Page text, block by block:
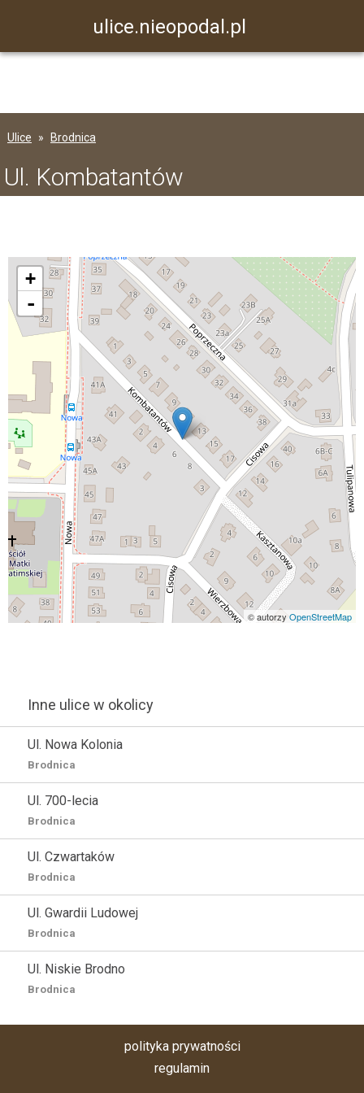
ulice.nieopodal.pl
Ulice Brodnica
Ul. Kombatantów
+
-
© autorzy OpenStreetMap
Inne ulice w okolicy
Ul. Nowa Kolonia
Brodnica
Ul. 700-lecia
Brodnica
Ul. Czwartaków
Brodnica
Ul. Gwardii Ludowej
Brodnica
Ul. Niskie Brodno
Brodnica
polityka prywatności
regulamin